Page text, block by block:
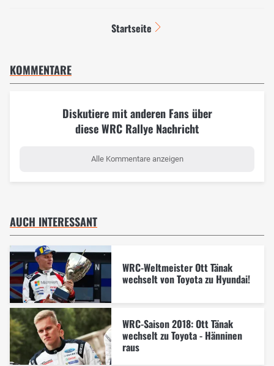
Startseite
KOMMENTARE
Diskutiere mit anderen Fans über
diese WRC Rallye Nachricht
Alle Kommentare anzeigen
AUCH INTERESSANT
WRC-Weltmeister Ott Tänak
wechselt von Toyota zu Hyundai!
WRC-Saison 2018: Ott Tänak
wechselt zu Toyota - Hänninen
raus